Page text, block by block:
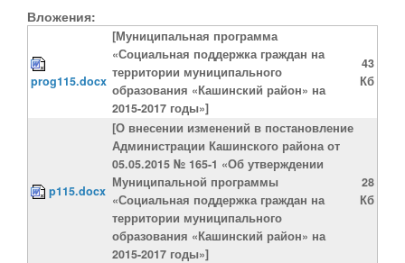
Вложения:
prog115.docx
[Муниципальная программа
«Социальная поддержка граждан на
территории муниципального
образования «Кашинский район» на
2015-2017 годы»]
43
Кб
p115.docx
[О внесении изменений в постановление
Администрации Кашинского района от
05.05.2015 № 165-1 «Об утверждении
Муниципальной программы
«Социальная поддержка граждан на
территории муниципального
образования «Кашинский район» на
2015-2017 годы»]
28
Кб